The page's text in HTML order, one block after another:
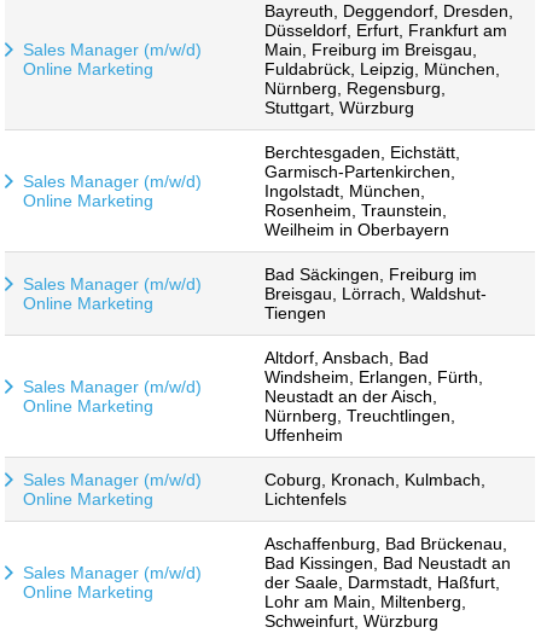
Sales Manager (m/w/d)
Online Marketing
Bayreuth, Deggendorf, Dresden,
Düsseldorf, Erfurt, Frankfurt am
Main, Freiburg im Breisgau,
Fuldabrück, Leipzig, München,
Nürnberg, Regensburg,
Stuttgart, Würzburg
Sales Manager (m/w/d)
Online Marketing
Berchtesgaden, Eichstätt,
Garmisch-Partenkirchen,
Ingolstadt, München,
Rosenheim, Traunstein,
Weilheim in Oberbayern
Sales Manager (m/w/d)
Online Marketing
Bad Säckingen, Freiburg im
Breisgau, Lörrach, Waldshut-
Tiengen
Sales Manager (m/w/d)
Online Marketing
Altdorf, Ansbach, Bad
Windsheim, Erlangen, Fürth,
Neustadt an der Aisch,
Nürnberg, Treuchtlingen,
Uffenheim
Sales Manager (m/w/d)
Online Marketing
Coburg, Kronach, Kulmbach,
Lichtenfels
Sales Manager (m/w/d)
Online Marketing
Aschaffenburg, Bad Brückenau,
Bad Kissingen, Bad Neustadt an
der Saale, Darmstadt, Haßfurt,
Lohr am Main, Miltenberg,
Schweinfurt, Würzburg